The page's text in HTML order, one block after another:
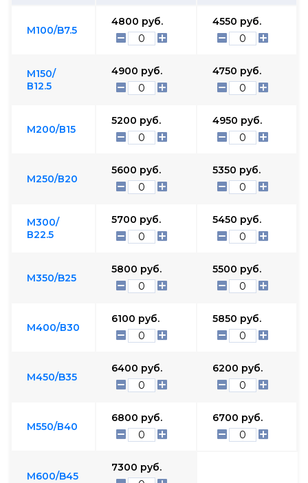
М100/B7.5
4800 руб. 4550 руб.
М150/
В12.5
4900 руб. 4750 руб.
М200/В15
5200 руб. 4950 руб.
М250/В20
5600 руб. 5350 руб.
М300/
В22.5
5700 руб. 5450 руб.
М350/B25
5800 руб. 5500 руб.
М400/В30
6100 руб. 5850 руб.
М450/B35
6400 руб. 6200 руб.
М550/В40
6800 руб. 6700 руб.
М600/B45
7300 руб.